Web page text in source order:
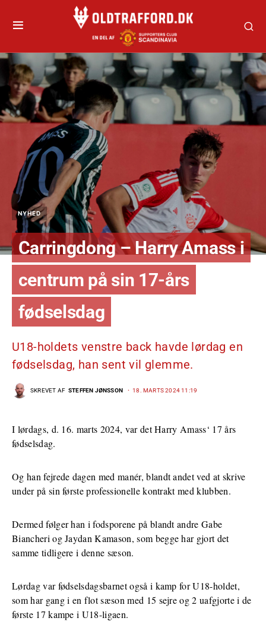
NYHED
Carringdong – Harry Amass i
centrum på sin 17-års
fødselsdag
U18-holdets venstre back havde lørdag en
fødselsdag, han sent vil glemme.
SKREVET AF STEFFEN JØNSSON 18. MARTS 2024 11:19
I lørdags, d. 16. marts 2024, var detHarry Amass‘ 17 års
fødselsdag.
Og han fejrede dagen med manér, blandt andet ved at skrive
under på sin første professionelle kontrakt med klubben.
Dermed følger han i fodsporene på blandt andre Gabe
Biancheri og Jaydan Kamason, som begge har gjort det
samme tidligere i denne sæson.
Lørdag var fødselsdagsbarnet også i kamp for U18-holdet,
som har gang i en flot sæson med 15 sejre og 2 uafgjorte i de
første 17 kampe i U18-ligaen.